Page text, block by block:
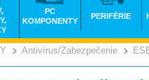
Antivírus/Zabezpečenie
PC
KOMPONENTY
PERIFÉRIE